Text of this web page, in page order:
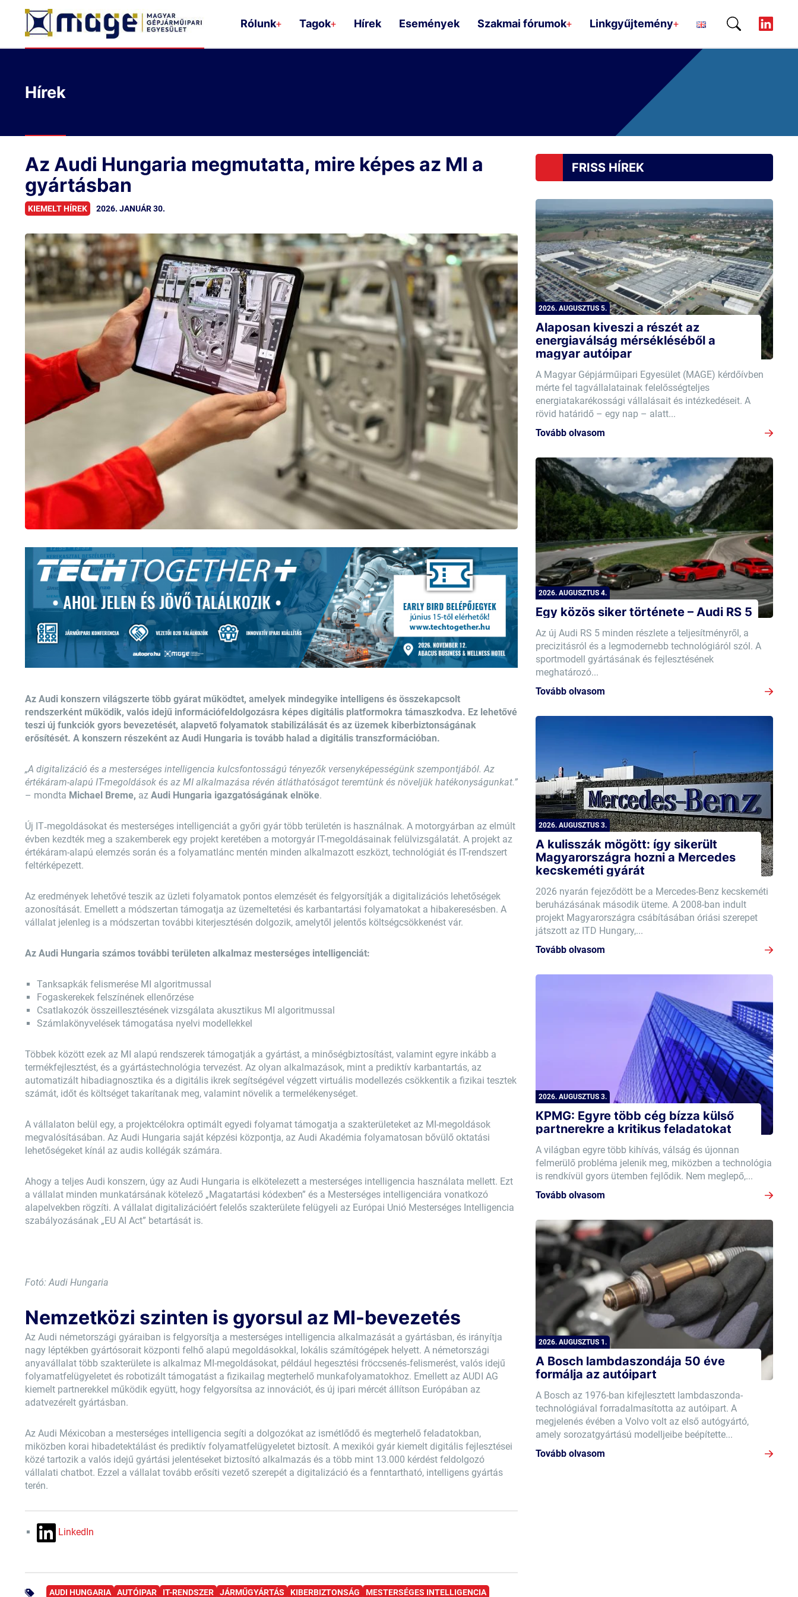
Rólunk+ Tagok+ Hírek Események Szakmai fórumok+ Linkgyűjtemény+
Hírek
Az Audi Hungaria megmutatta, mire képes az MI a
gyártásban
KIEMELT HÍREK 2026. JANUÁR 30.
Az Audi konszern világszerte több gyárat működtet, amelyek mindegyike intelligens és összekapcsolt
rendszerként működik, valós idejű információfeldolgozásra képes digitális platformokra támaszkodva. Ez lehetővé
teszi új funkciók gyors bevezetését, alapvető folyamatok stabilizálását és az üzemek kiberbiztonságának
erősítését. A konszern részeként az Audi Hungaria is tovább halad a digitális transzformációban.
„A digitalizáció és a mesterséges intelligencia kulcsfontosságú tényezők versenyképességünk szempontjából. Az
értékáram-alapú IT-megoldások és az MI alkalmazása révén átláthatóságot teremtünk és növeljük hatékonyságunkat.”
– mondta Michael Breme, az Audi Hungaria igazgatóságának elnöke.
Új IT‑megoldásokat és mesterséges intelligenciát a győri gyár több területén is használnak. A motorgyárban az elmúlt
évben kezdték meg a szakemberek egy projekt keretében a motorgyár IT-megoldásainak felülvizsgálatát. A projekt az
értékáram-alapú elemzés során és a folyamatlánc mentén minden alkalmazott eszközt, technológiát és IT-rendszert
feltérképezett.
Az eredmények lehetővé teszik az üzleti folyamatok pontos elemzését és felgyorsítják a digitalizációs lehetőségek
azonosítását. Emellett a módszertan támogatja az üzemeltetési és karbantartási folyamatokat a hibakeresésben. A
vállalat jelenleg is a módszertan további kiterjesztésén dolgozik, amelytől jelentős költségcsökkenést vár.
Az Audi Hungaria számos további területen alkalmaz mesterséges intelligenciát:
Tanksapkák felismerése MI algoritmussal
Fogaskerekek felszínének ellenőrzése
Csatlakozók összeillesztésének vizsgálata akusztikus MI algoritmussal
Számlakönyvelések támogatása nyelvi modellekkel
Többek között ezek az MI alapú rendszerek támogatják a gyártást, a minőségbiztosítást, valamint egyre inkább a
termékfejlesztést, és a gyártástechnológia tervezést. Az olyan alkalmazások, mint a prediktív karbantartás, az
automatizált hibadiagnosztika és a digitális ikrek segítségével végzett virtuális modellezés csökkentik a fizikai tesztek
számát, időt és költséget takarítanak meg, valamint növelik a termelékenységet.
A vállalaton belül egy, a projektcélokra optimált egyedi folyamat támogatja a szakterületeket az MI-megoldások
megvalósításában. Az Audi Hungaria saját képzési központja, az Audi Akadémia folyamatosan bővülő oktatási
lehetőségeket kínál az audis kollégák számára.
Ahogy a teljes Audi konszern, úgy az Audi Hungaria is elkötelezett a mesterséges intelligencia használata mellett. Ezt
a vállalat minden munkatársának kötelező „Magatartási kódexben” és a Mesterséges intelligenciára vonatkozó
alapelvekben rögzíti. A vállalat digitalizációért felelős szakterülete felügyeli az Európai Unió Mesterséges Intelligencia
szabályozásának „EU AI Act” betartását is.
Fotó: Audi Hungaria
Nemzetközi szinten is gyorsul az MI-bevezetés
Az Audi németországi gyáraiban is felgyorsítja a mesterséges intelligencia alkalmazását a gyártásban, és irányítja
nagy léptékben gyártósorait központi felhő alapú megoldásokkal, lokális számítógépek helyett. A németországi
anyavállalat több szakterülete is alkalmaz MI-megoldásokat, például hegesztési fröccsenés‑felismerést, valós idejű
folyamatfelügyeletet és robotizált támogatást a fizikailag megterhelő munkafolyamatokhoz. Emellett az AUDI AG
kiemelt partnerekkel működik együtt, hogy felgyorsítsa az innovációt, és új ipari mércét állítson Európában az
adatvezérelt gyártásban.
Az Audi Méxicoban a mesterséges intelligencia segíti a dolgozókat az ismétlődő és megterhelő feladatokban,
miközben korai hibadetektálást és prediktív folyamatfelügyeletet biztosít. A mexikói gyár kiemelt digitális fejlesztései
közé tartozik a valós idejű gyártási jelentéseket biztosító alkalmazás és a több mint 13.000 kérdést feldolgozó
vállalati chatbot. Ezzel a vállalat tovább erősíti vezető szerepét a digitalizáció és a fenntartható, intelligens gyártás
terén.
LinkedIn
AUDI HUNGARIA AUTÓIPAR IT-RENDSZER JÁRMŰGYÁRTÁS KIBERBIZTONSÁG MESTERSÉGES INTELLIGENCIA
FRISS HÍREK
2026. AUGUSZTUS 5.
Alaposan kiveszi a részét az
energiaválság mérsékléséből a
magyar autóipar
A Magyar Gépjárműipari Egyesület (MAGE) kérdőívben
mérte fel tagvállalatainak felelősségteljes
energiatakarékossági vállalásait és intézkedéseit. A
rövid határidő – egy nap – alatt...
Tovább olvasom
2026. AUGUSZTUS 4.
Egy közös siker története – Audi RS 5
Az új Audi RS 5 minden részlete a teljesítményről, a
precizitásról és a legmodernebb technológiáról szól. A
sportmodell gyártásának és fejlesztésének
meghatározó...
Tovább olvasom
2026. AUGUSZTUS 3.
A kulisszák mögött: így sikerült
Magyarországra hozni a Mercedes
kecskeméti gyárát
2026 nyarán fejeződött be a Mercedes-Benz kecskeméti
beruházásának második üteme. A 2008-ban indult
projekt Magyarországra csábításában óriási szerepet
játszott az ITD Hungary,...
Tovább olvasom
2026. AUGUSZTUS 3.
KPMG: Egyre több cég bízza külső
partnerekre a kritikus feladatokat
A világban egyre több kihívás, válság és újonnan
felmerülő probléma jelenik meg, miközben a technológia
is rendkívül gyors ütemben fejlődik. Nem meglepő,...
Tovább olvasom
2026. AUGUSZTUS 1.
A Bosch lambdaszondája 50 éve
formálja az autóipart
A Bosch az 1976-ban kifejlesztett lambdaszonda-
technológiával forradalmasította az autóipart. A
megjelenés évében a Volvo volt az első autógyártó,
amely sorozatgyártású modelljeibe beépítette...
Tovább olvasom